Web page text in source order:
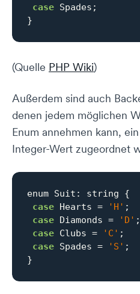
case Spades;
}
(Quelle PHP Wiki)
Außerdem sind auch
denen jedem möglichen
Enum annehmen kann,
Integer-Wert zugeordnet
enum Suit: string {
case Hearts = 'H' ;
case Diamonds = 'D' ;
case Clubs = 'C' ;
case Spades = 'S' ;
}